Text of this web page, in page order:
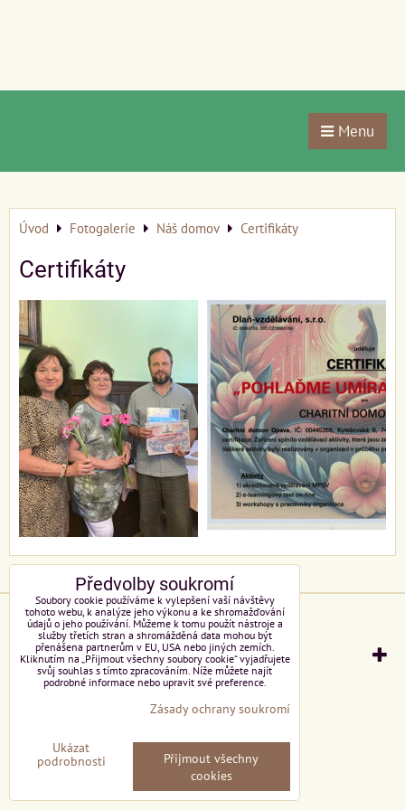
Menu
Úvod Fotogalerie Náš domov Certifikáty
Certifikáty
Předvolby soukromí Zásady ochrany soukromí
Vytvořeno systémem:ByznysWeb.cz
Předvolby soukromí
Soubory cookie používáme k vylepšení vaší návštěvy
tohoto webu, k analýze jeho výkonu a ke shromažďování
údajů o jeho používání. Můžeme k tomu použít nástroje a
služby třetích stran a shromážděná data mohou být
přenášena partnerům v EU, USA nebo jiných zemích.
Kliknutím na „Přijmout všechny soubory cookie“ vyjadřujete
svůj souhlas s tímto zpracováním. Níže můžete najít
podrobné informace nebo upravit své preference.
Zásady ochrany soukromí
Ukázat
podrobnosti
Přijmout všechny
cookies